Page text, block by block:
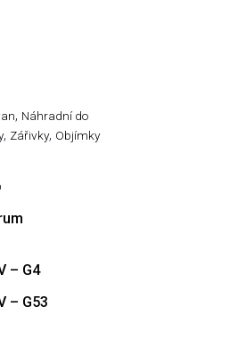
, Náhradní do
, Zářivky, Objímky
– G4
– G53